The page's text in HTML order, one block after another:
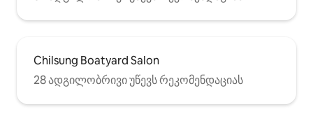
Chilsung Boatyard Salon
28 ადგილობრივი უწევს რეკომენდაციას